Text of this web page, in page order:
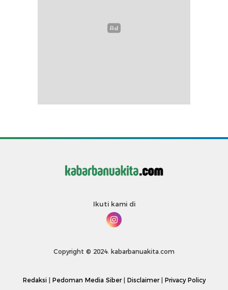
Ikuti kami di
Copyright © 2024. kabarbanuakita.com
Redaksi Pedoman Media Siber| Disclaimer| Privacy Policy